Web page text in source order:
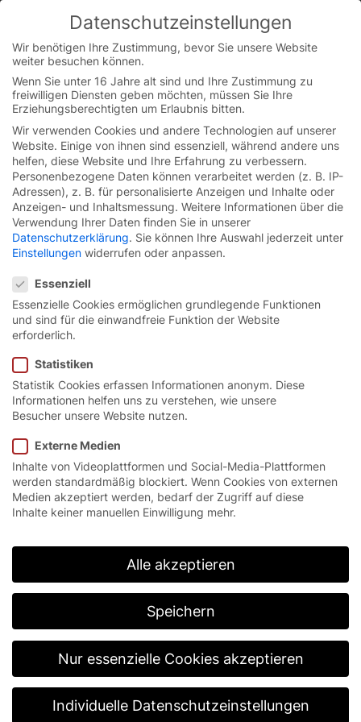
You are currently on the German website.
Switch to the English version.
Skip
content
Schnelllauf-RolltorEFA-
SRT® FR.
Das Tor für Flucht- und
Rettungswege.
Das wirtschaftliche Innentor EFA-SRT® FR ist
frequentierten industriellen oder gewerblichen
Bereich konzipiert worden. Die clevere Bauweise ist
weitgehend wartungsarm, robust sowie
Herausforderungen im täglichen Bereich durch
höchste Zuverlässigkeit.
Datenschutzeinstellungen
Wir benötigen Ihre Zustimmung, bevor Sie unsere Website
weiter besuchen können.
Wenn Sie unter 16 Jahre alt sind und Ihre Zustimmung zu
freiwilligen Diensten geben möchten, müssen Sie Ihre
Erziehungsberechtigten um Erlaubnis bitten.
Wir verwenden Cookies und andere Technologien auf unserer
Website. Einige von ihnen sind essenziell, während andere uns
helfen, diese Website und Ihre Erfahrung zu verbessern.
Personenbezogene Daten können verarbeitet werden (z. B. IP-
Adressen), z. B. für personalisierte Anzeigen und Inhalte oder
Anzeigen- und Inhaltsmessung. Weitere Informationen über die
Verwendung Ihrer Daten finden Sie in unserer
Datenschutzerklärung. Sie können Ihre Auswahl jederzeit unter
Einstellungen widerrufen oder anpassen.
Essenziell
Essenzielle Cookies ermöglichen grundlegende Funktionen
und sind für die einwandfreie Funktion der Website
erforderlich.
Statistiken
Statistik Cookies erfassen Informationen anonym. Diese
Informationen helfen uns zu verstehen, wie unsere
Besucher unsere Website nutzen.
Externe Medien
Inhalte von Videoplattformen und Social-Media-Plattformen
werden standardmäßig blockiert. Wenn Cookies von externen
Medien akzeptiert werden, bedarf der Zugriff auf diese
Inhalte keiner manuellen Einwilligung mehr.
Alle akzeptieren
Speichern
Nur essenzielle Cookies akzeptieren
Individuelle Datenschutzeinstellungen